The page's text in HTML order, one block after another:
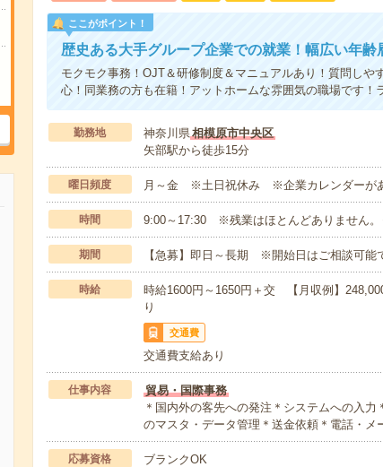
ここがポイント！
歴史ある大手グループ企業での就業！幅広い年齢
モクモク事務！OJT＆研修制度＆マニュアルあり！質問し
心！同業務の方も在籍！アットホームな雰囲気の職場です！
勤務地 神奈川県相模原市中央区
矢部駅から徒歩15分
曜日頻度 月～金 ※土日祝休み ※企業カレンダーがあ
時間 9:00～17:30 ※残業はほとんどありません。
期間 【急募】即日～長期 ※開始日はご相談可能
時給
時給1600円～1650円＋交 【月収例】
り
交通費
交通費支給あり
仕事内容
貿易・国際事務
＊国内外の客先への発注＊システムへの入
のマスタ・データ管理＊送金依頼＊電話・メ
応募資格
ブランクOK